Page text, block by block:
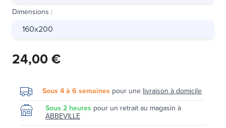
Dimensions :
160x200
24,00 €
Sous 4 à 6 semaines pour une livraison à domicile
Sous 2 heures pour un retrait au magasin à
ABBEVILLE